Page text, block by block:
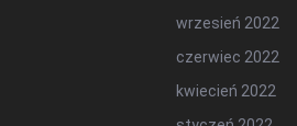
wrzesień 2022
czerwiec 2022
kwiecień 2022